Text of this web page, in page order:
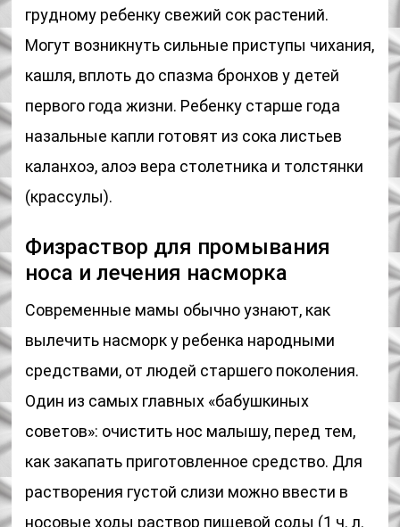
грудному ребенку свежий сок растений.
Могут возникнуть сильные приступы чихания,
кашля, вплоть до спазма бронхов у детей
первого года жизни. Ребенку старше года
назальные капли готовят из сока листьев
каланхоэ, алоэ вера столетника и толстянки
(крассулы).
Физраствор для промывания
носа и лечения насморка
Современные мамы обычно узнают, как
вылечить насморк у ребенка народными
средствами, от людей старшего поколения.
Один из самых главных «бабушкиных
советов»: очистить нос малышу, перед тем,
как закапать приготовленное средство. Для
растворения густой слизи можно ввести в
носовые ходы раствор пищевой соды (1 ч. л.